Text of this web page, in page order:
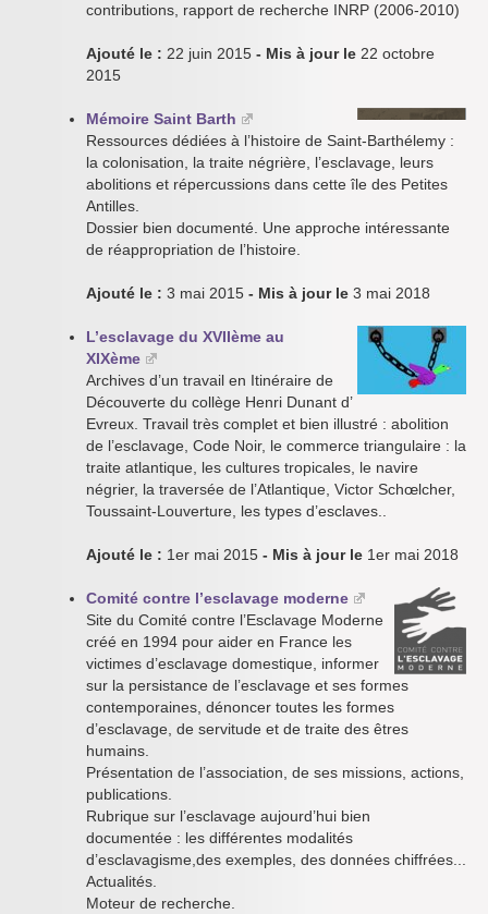
contributions, rapport de recherche INRP (2006-2010)
Ajouté le : 22 juin 2015 - Mis à jour le 22 octobre
2015
Mémoire Saint Barth
Ressources dédiées à l’histoire de Saint-Barthélemy :
la colonisation, la traite négrière, l’esclavage, leurs
abolitions et répercussions dans cette île des Petites
Antilles.
Dossier bien documenté. Une approche intéressante
de réappropriation de l’histoire.
Ajouté le : 3 mai 2015 - Mis à jour le 3 mai 2018
L’esclavage du XVIIème au
XIXème
Archives d’un travail en Itinéraire de
Découverte du collège Henri Dunant d’
Evreux. Travail très complet et bien illustré : abolition
de l’esclavage, Code Noir, le commerce triangulaire : la
traite atlantique, les cultures tropicales, le navire
négrier, la traversée de l’Atlantique, Victor Schœlcher,
Toussaint-Louverture, les types d’esclaves..
Ajouté le : 1er mai 2015 - Mis à jour le 1er mai 2018
Comité contre l’esclavage moderne
Site du Comité contre l’Esclavage Moderne
créé en 1994 pour aider en France les
victimes d’esclavage domestique, informer
sur la persistance de l’esclavage et ses formes
contemporaines, dénoncer toutes les formes
d’esclavage, de servitude et de traite des êtres
humains.
Présentation de l’association, de ses missions, actions,
publications.
Rubrique sur l’esclavage aujourd’hui bien
documentée : les différentes modalités
d’esclavagisme,des exemples, des données chiffrées...
Actualités.
Moteur de recherche.